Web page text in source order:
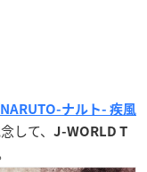
NARUTO-ナルト- 疾風
して、
J-WORLD T